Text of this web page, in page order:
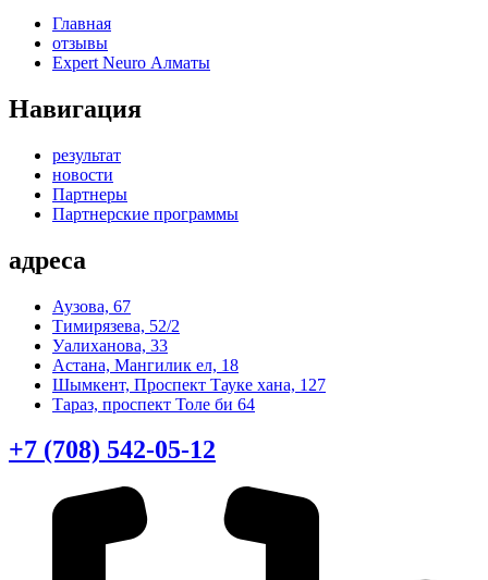
Главная
отзывы
Expert Neuro Алматы
Навигация
результат
новости
Партнеры
Партнерские программы
адреса
Аузова, 67
Тимирязева, 52/2
Уалиханова, 33
Астана, Мангилик ел, 18
Шымкент, Проспект Тауке хана, 127
Тараз, проспект Толе би 64
+7 (708) 542-05-12